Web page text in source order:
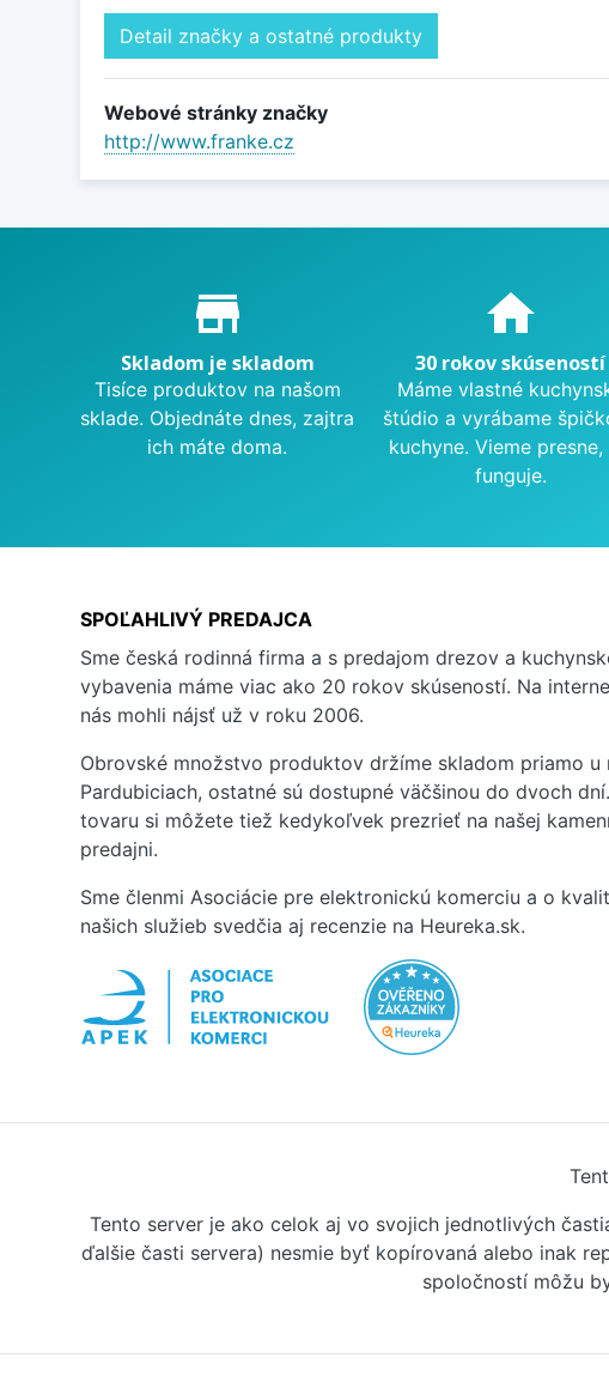
Detail značky a ostatné produkty
Webové stránky značky
http://www.franke.cz
Proč nakupovat u nás?
store_mall_directory
Skladom je skladom
Tisíce produktov na našom
sklade. Objednáte dnes, zajtra
ich máte doma.
home
30 rokov skúseností
Máme vlastné
štúdio a vyrábame
kuchyne. Vieme presne,
funguje.
SPOĽAHLIVÝ PREDAJCA
Sme česká rodinná firma a s predajom drezov a
vybavenia máme viac ako 20 rokov skúseností. Na
nás mohli nájsť už v roku 2006.
Obrovské množstvo produktov držíme skladom priamo u
Pardubiciach, ostatné sú dostupné väčšinou do dvoch
tovaru si môžete tiež kedykoľvek prezrieť na našej
predajni.
Sme členmi Asociácie pre elektronickú komerciu a o
našich služieb svedčia aj recenzie na Heureka.sk.
Tento server je ako celok aj vo svojich jednotlivých
ďalšie časti servera) nesmie byť kopírovaná alebo inak
spoločností môžu